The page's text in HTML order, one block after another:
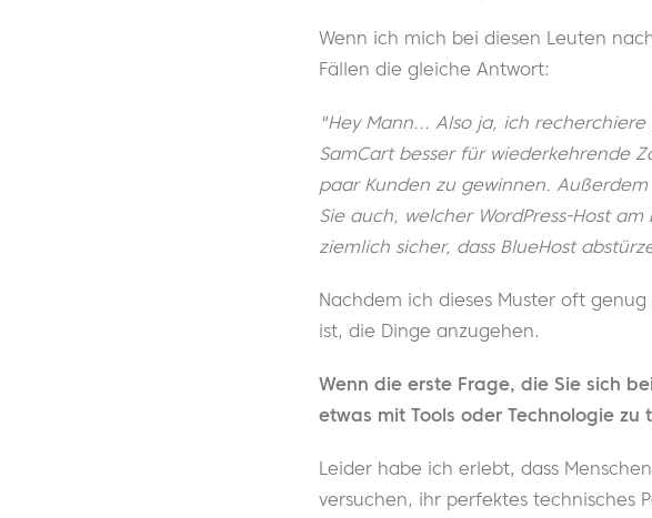
Wenn ich mich bei diesen Leuten
Fällen die gleiche Antwort:
"Hey Mann... Also ja, ich
SamCart besser für wiederkehrende
paar Kunden zu gewinnen.
Sie auch, welcher WordPress-Host
ziemlich sicher, dass BlueHost
Nachdem ich dieses Muster oft
ist, die Dinge anzugehen.
Wenn die erste Frage, die Sie sich
etwas mit Tools oder Technologie
Leider habe ich erlebt, dass
versuchen, ihr perfektes technisches